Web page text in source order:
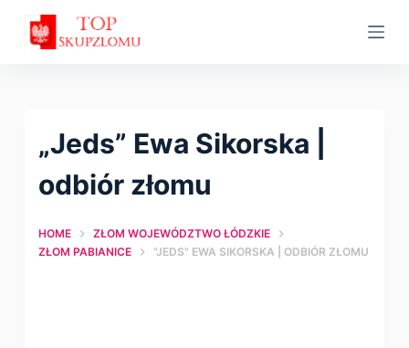
„Jeds” Ewa Sikorska |
оdbiór złomu
HOME
ZŁOM WOJEWÓDZTWO ŁÓDZKIE
ZŁOM PABIANICE
"JEDS" EWA SIKORSKA | ОDBIÓR ZŁOMU